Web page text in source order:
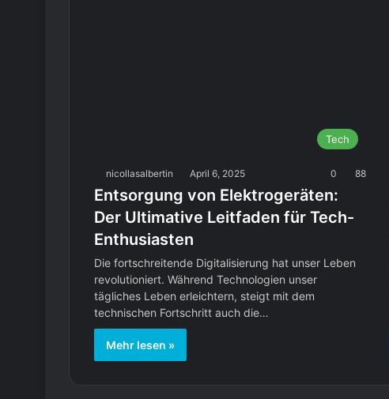
Tech
nicollasalbertin April 6, 2025 0 88
Entsorgung von Elektrogeräten:
Der Ultimative Leitfaden für Tech-
Enthusiasten
Die fortschreitende Digitalisierung hat unser Leben
revolutioniert. Während Technologien unser
tägliches Leben erleichtern, steigt mit dem
technischen Fortschritt auch die…
Mehr lesen »